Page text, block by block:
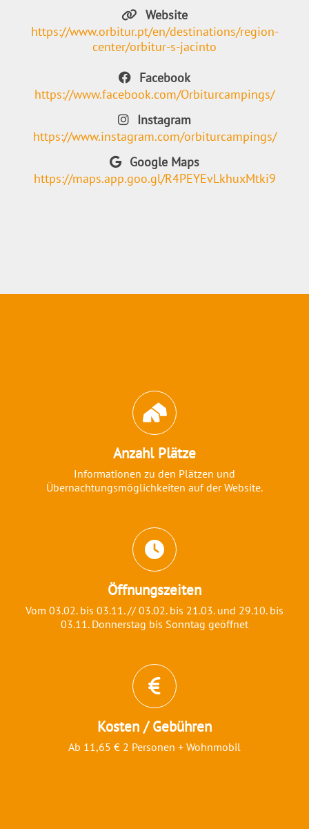
Website
https://www.orbitur.pt/en/destinations/region-
center/orbitur-s-jacinto
Facebook
https://www.facebook.com/Orbiturcampings/
Instagram
https://www.instagram.com/orbiturcampings/
Google Maps
https://maps.app.goo.gl/R4PEYEvLkhuxMtki9
Abschnitt für Icons und Features
Anzahl Plätze
Informationen zu den Plätzen und
Übernachtungsmöglichkeiten auf der Website.
Öffnungszeiten
Vom 03.02. bis 03.11. // 03.02. bis 21.03. und 29.10. bis
03.11. Donnerstag bis Sonntag geöffnet
Kosten / Gebühren
Ab 11,65 € 2 Personen + Wohnmobil